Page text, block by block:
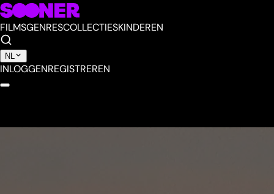
FILMSGENRESCOLLECTIESKINDEREN
NL
INLOGGENREGISTREREN